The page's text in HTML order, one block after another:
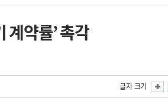
약률’ 촉각
글자 크기